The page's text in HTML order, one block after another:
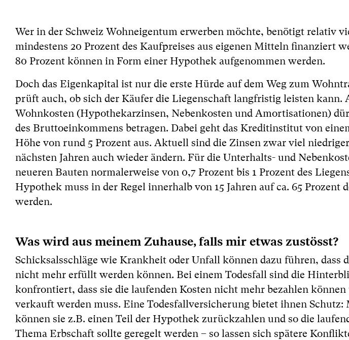
Wer in der Schweiz Wohneigentum erwerben möchte, benötigt relativ
mindestens 20 Prozent des Kaufpreises aus eigenen Mitteln finanziert
80 Prozent können in Form einer Hypothek aufgenommen werden.
Doch das Eigenkapital ist nur die erste Hürde auf dem Weg zum
prüft auch, ob sich der Käufer die Liegenschaft langfristig leisten kann.
Wohnkosten (Hypothekarzinsen, Nebenkosten und Amortisationen)
des Bruttoeinkommens betragen. Dabei geht das Kreditinstitut von
Höhe von rund 5 Prozent aus. Aktuell sind die Zinsen zwar viel
nächsten Jahren auch wieder ändern. Für die Unterhalts- und
neueren Bauten normalerweise von 0,7 Prozent bis 1 Prozent des
Hypothek muss in der Regel innerhalb von 15 Jahren auf ca. 65
werden.
Was wird aus meinem Zuhause, falls mir etwas zustösst?
Schicksalsschläge wie Krankheit oder Unfall können dazu führen, dass
nicht mehr erfüllt werden können. Bei einem Todesfall sind die
konfrontiert, dass sie die laufenden Kosten nicht mehr bezahlen
verkauft werden muss. Eine Todesfallversicherung bietet ihnen Schutz:
können sie z.B. einen Teil der Hypothek zurückzahlen und so die
Thema Erbschaft sollte geregelt werden – so lassen sich spätere